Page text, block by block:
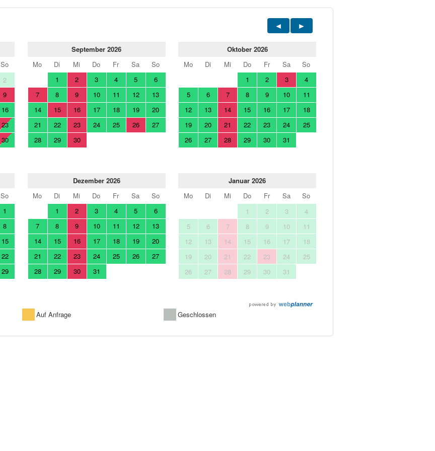
So
2
9
16
23
30
September 2026
Mo
Di Mi Do Fr Sa
So
1
2 3 4 5
6
7
8 9 10 11 12
13
14
15 16 17 18 19
20
21
22 23 24 25 26
27
28
29 30
Oktober 2026
Mo
Di Mi Do Fr Sa
So
1
2 3
4
5
6 7 8 9 10
11
12
13 14 15 16 17
18
19
20 21 22 23 24
25
26
27 28 29 30 31
So
1
8
15
22
29
Dezember 2026
Mo
Di Mi Do Fr Sa
So
1
2 3 4 5
6
7
8 9 10 11 12
13
14
15 16 17 18 19
20
21
22 23 24 25 26
27
28
29 30 31
Januar 2026
Mo
Di Mi Do Fr Sa
So
1
2 3
4
5
6 7 8 9 10
11
12
13 14 15 16 17
18
19
20 21 22 23 24
25
26
27 28 29 30 31
Auf Anfrage Geschlossen